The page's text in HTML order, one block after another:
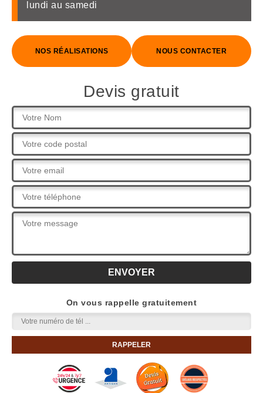
lundi au samedi
NOS RÉALISATIONS NOUS CONTACTER
Devis gratuit
On vous rappelle gratuitement